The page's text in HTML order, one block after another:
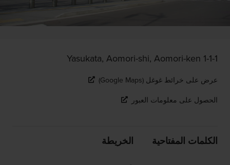
1-1-1 Yasukata, Aomori-shi, Aomori-ken
عرض على خرائط غوغل (Google Maps)
الحصول على معلومات العبور
الكلمات المفتاحية الخريطة